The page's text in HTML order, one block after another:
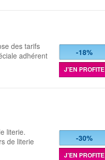
des tarifs
adhérent
-18%
J'EN PROFITE
literie.
de literie
-30%
J'EN PROFITE